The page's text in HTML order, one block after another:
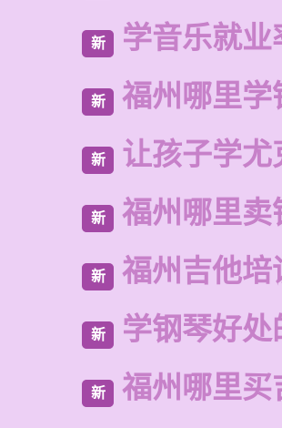
新 学音乐就业
新 福州哪里学
新 让孩子学
新 福州哪里卖
新 福州吉他培
新 学钢琴好
新 福州哪里买